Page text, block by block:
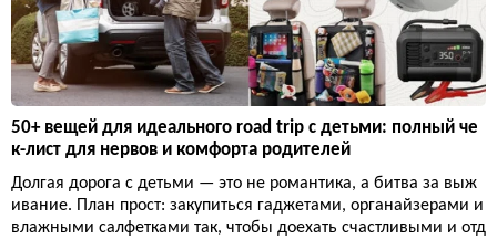
50+ вещей для идеального road trip с детьми: полный че
к-лист для нервов и комфорта родителей
Долгая дорога с детьми — это не романтика, а битва за выж
ивание. План прост: закупиться гаджетами, органайзерами и
влажными салфетками так, чтобы доехать счастливыми и отд